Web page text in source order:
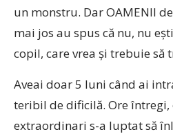
un monstru. Dar OAMENII
mai jos au spus că nu, nu
copil, care vrea şi trebuie să
Aveai doar 5 luni când ai
teribil de dificilă. Ore întregi,
extraordinari s-a luptat să